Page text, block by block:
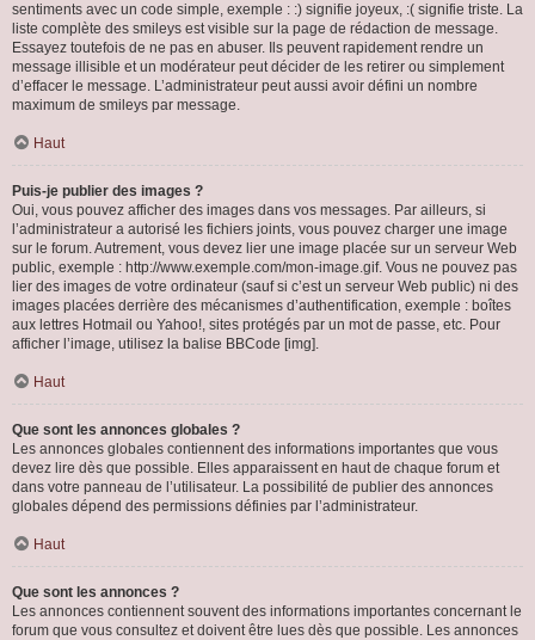
sentiments avec un code simple, exemple : :) signifie joyeux, :( signifie triste. La
liste complète des smileys est visible sur la page de rédaction de message.
Essayez toutefois de ne pas en abuser. Ils peuvent rapidement rendre un
message illisible et un modérateur peut décider de les retirer ou simplement
d’effacer le message. L’administrateur peut aussi avoir défini un nombre
maximum de smileys par message.
Haut
Puis-je publier des images ?
Oui, vous pouvez afficher des images dans vos messages. Par ailleurs, si
l’administrateur a autorisé les fichiers joints, vous pouvez charger une image
sur le forum. Autrement, vous devez lier une image placée sur un serveur Web
public, exemple : http://www.exemple.com/mon-image.gif. Vous ne pouvez pas
lier des images de votre ordinateur (sauf si c’est un serveur Web public) ni des
images placées derrière des mécanismes d’authentification, exemple : boîtes
aux lettres Hotmail ou Yahoo!, sites protégés par un mot de passe, etc. Pour
afficher l’image, utilisez la balise BBCode [img].
Haut
Que sont les annonces globales ?
Les annonces globales contiennent des informations importantes que vous
devez lire dès que possible. Elles apparaissent en haut de chaque forum et
dans votre panneau de l’utilisateur. La possibilité de publier des annonces
globales dépend des permissions définies par l’administrateur.
Haut
Que sont les annonces ?
Les annonces contiennent souvent des informations importantes concernant le
forum que vous consultez et doivent être lues dès que possible. Les annonces